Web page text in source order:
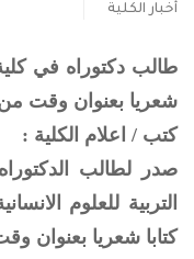
أخبار الكلية
طالب دكتوراه في كلية
شعريا بعنوان وقت
كتب / اعلام الكلية :
صدر لطالب
التربية للعلوم
كتابا شعريا بعنوان